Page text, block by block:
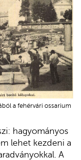
a fehérvári ossarium
hagyományos
lehet kezdeni a
A